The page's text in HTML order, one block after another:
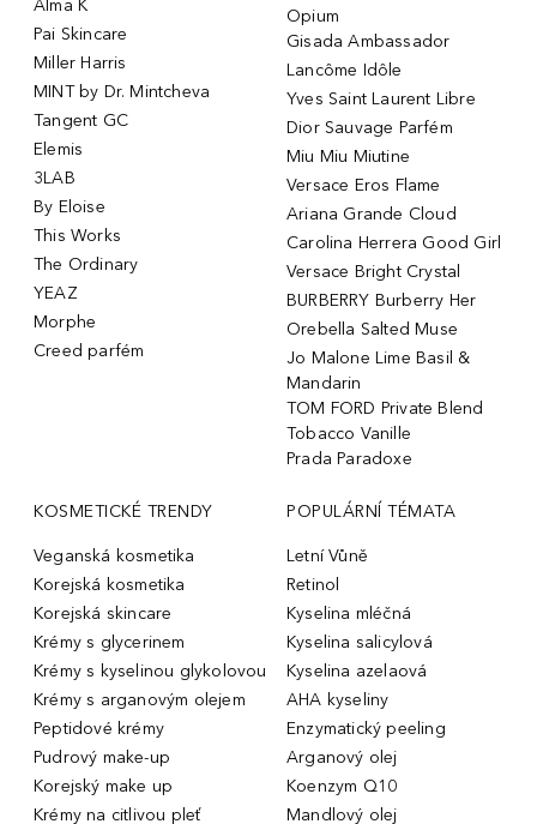
Alma K
Pai Skincare
Miller Harris
MINT by Dr. Mintcheva
Tangent GC
Elemis
3LAB
By Eloise
This Works
The Ordinary
YEAZ
Morphe
Creed parfém
Opium
Gisada Ambassador
Lancôme Idôle
Yves Saint Laurent Libre
Dior Sauvage Parfém
Miu Miu Miutine
Versace Eros Flame
Ariana Grande Cloud
Carolina Herrera Good Girl
Versace Bright Crystal
BURBERRY Burberry Her
Orebella Salted Muse
Jo Malone Lime Basil &
Mandarin
TOM FORD Private Blend
Tobacco Vanille
Prada Paradoxe
KOSMETICKÉ TRENDY
Veganská kosmetika
Korejská kosmetika
Korejská skincare
Krémy s glycerinem
Krémy s kyselinou glykolovou
Krémy s arganovým olejem
Peptidové krémy
Pudrový make-up
Korejský make up
Krémy na citlivou pleť
POPULÁRNÍ TÉMATA
Letní Vůně
Retinol
Kyselina mléčná
Kyselina salicylová
Kyselina azelaová
AHA kyseliny
Enzymatický peeling
Arganový olej
Koenzym Q10
Mandlový olej